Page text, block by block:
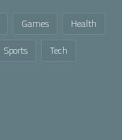
Games
Health
Sports
Tech